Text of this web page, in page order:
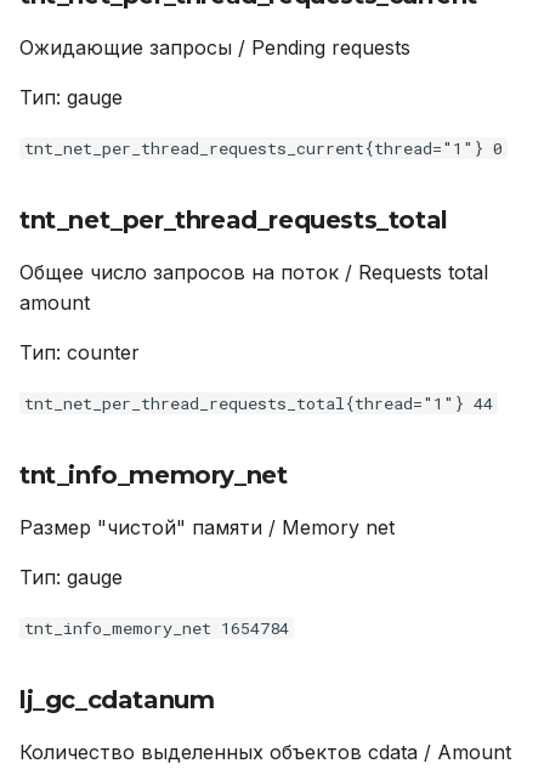
Ожидающие запросы / Pending requests
Тип: gauge
tnt_net_per_thread_requests_current{thread="1"} 0
tnt_net_per_thread_requests_total
Общее число запросов на поток / Requests total
amount
Тип: counter
tnt_net_per_thread_requests_total{thread="1"} 44
tnt_info_memory_net
Размер "чистой" памяти / Memory net
Тип: gauge
tnt_info_memory_net 1654784
lj_gc_cdatanum
Количество выделенных объектов cdata / Amount